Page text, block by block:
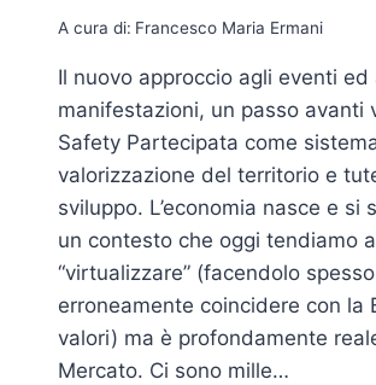
A cura di: Francesco Maria Ermani
Il nuovo approccio agli eventi ed
manifestazioni, un passo avanti
Safety Partecipata come
valorizzazione del territorio e
sviluppo. L’economia nasce e si
un contesto che oggi tendiamo a
“virtualizzare” (facendolo spesso
erroneamente coincidere con la
valori) ma è profondamente
Mercato. Ci sono mille…